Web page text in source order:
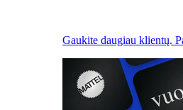
Gaukite daugiau klientų.